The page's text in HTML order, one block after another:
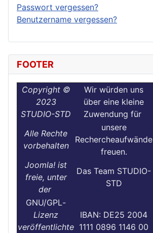
Passwort vergessen?
Benutzername vergessen?
FOOTER
Copyright ©
2023
STUDIO-STD
Wir würden uns
über eine kleine
Zuwendung für
Alle Rechte
vorbehalten
unsere
Rechercheaufwände
freuen.
Joomla! ist
freie, unter
der
Das Team STUDIO-
STD
GNU/GPL-
Lizenz
veröffentlichte
IBAN: DE25 2004
1111 0896 1146 00